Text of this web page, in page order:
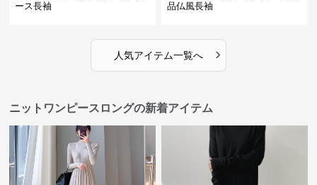
ース長袖
品仏風長袖
人気アイテム一覧へ ›
ニットワンピースロングの新着アイテム